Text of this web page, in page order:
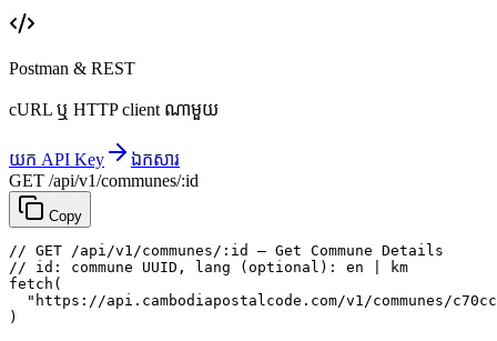
Postman & REST
cURL ឬ HTTP client ណាមួយ
យក API Key
ឯកសារ
GET /api/v1/communes/:id
Copy
// GET /api/v1/communes/:id — Get Commune Details
// id: commune UUID, lang (optional): en | km
fetch (
"https://api.cambodiapostalcode.com/v1/communes/
)